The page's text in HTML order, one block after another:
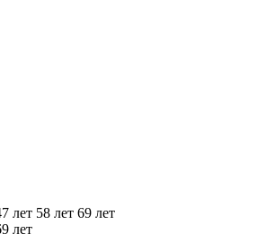
лет 58 лет 69 лет
лет